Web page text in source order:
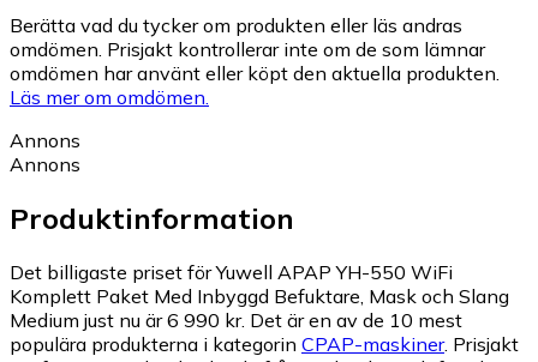
Berätta vad du tycker om produkten eller läs andras
omdömen. Prisjakt kontrollerar inte om de som lämnar
omdömen har använt eller köpt den aktuella produkten.
Läs mer om omdömen.
Annons
Annons
Produktinformation
Det billigaste priset för Yuwell APAP YH-550 WiFi
Komplett Paket Med Inbyggd Befuktare, Mask och Slang
Medium just nu är 6 990 kr. Det är en av de 10 mest
populära produkterna i kategorin CPAP-maskiner. Prisjakt